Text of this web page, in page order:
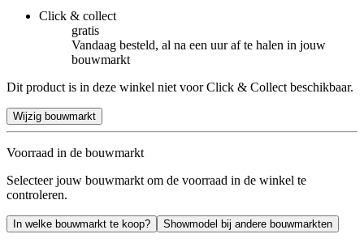
Click & collect
gratis
Vandaag besteld, al na een uur af te halen in jouw
bouwmarkt
Dit product is in deze winkel niet voor Click & Collect beschikbaar.
Wijzig bouwmarkt
Voorraad in de bouwmarkt
Selecteer jouw bouwmarkt om de voorraad in de winkel te
controleren.
In welke bouwmarkt te koop? Showmodel bij andere bouwmarkten